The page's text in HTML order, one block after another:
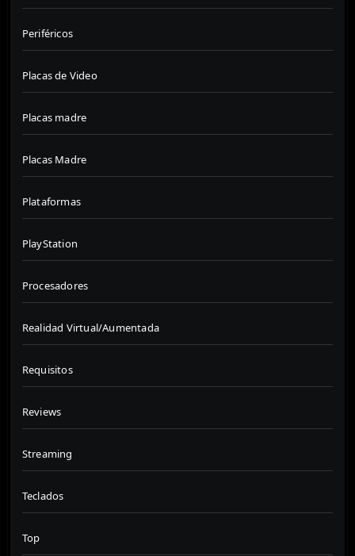
Periféricos
Placas de Video
Placas madre
Placas Madre
Plataformas
PlayStation
Procesadores
Realidad Virtual/Aumentada
Requisitos
Reviews
Streaming
Teclados
Top